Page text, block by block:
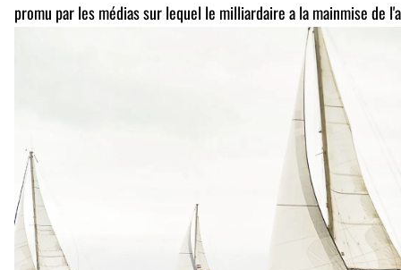
promu par les médias sur lequel le milliardaire a la mainmise de